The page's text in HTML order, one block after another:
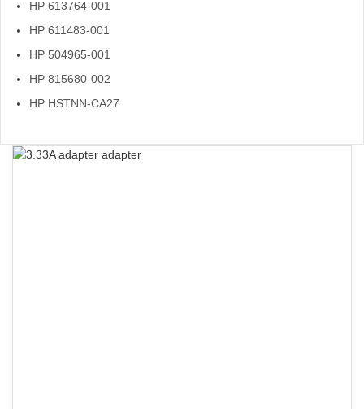
HP 613764-001
HP 611483-001
HP 504965-001
HP 815680-002
HP HSTNN-CA27